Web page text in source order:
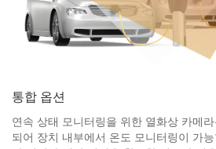
통합 옵션
연속 상태 모니터링을 위한 열화상 카메
되어 장치 내부에서 온도 모니터링이 가